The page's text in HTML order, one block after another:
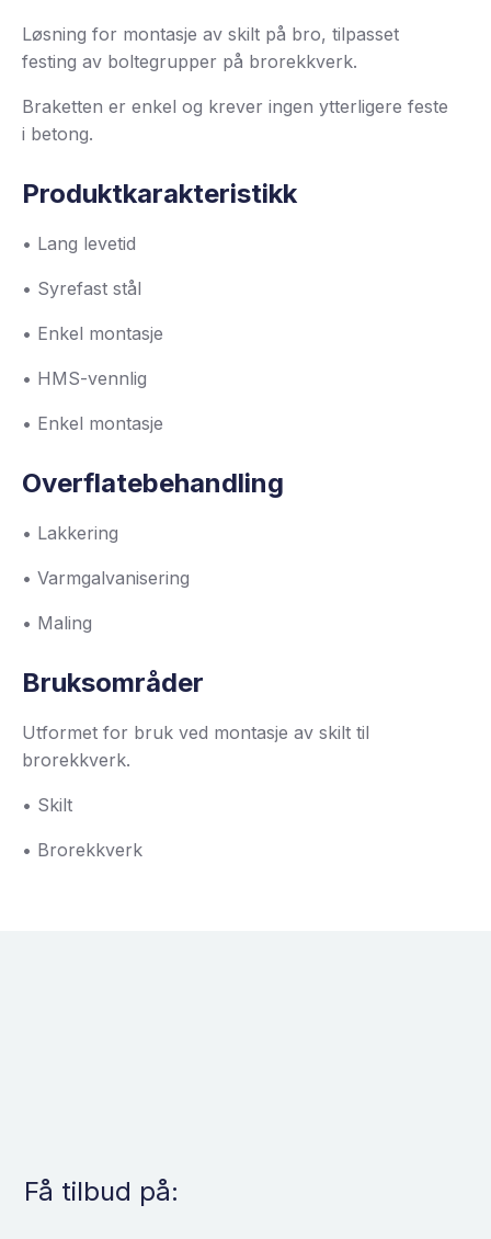
Løsning for montasje av skilt på bro, tilpasset
festing av boltegrupper på brorekkverk.
Braketten er enkel og krever ingen ytterligere feste
i betong.
Produktkarakteristikk
• Lang levetid
• Syrefast stål
• Enkel montasje
• HMS-vennlig
• Enkel montasje
Overflatebehandling
• Lakkering
• Varmgalvanisering
• Maling
Bruksområder
Utformet for bruk ved montasje av skilt til
brorekkverk.
• Skilt
• Brorekkverk
Få tilbud på: